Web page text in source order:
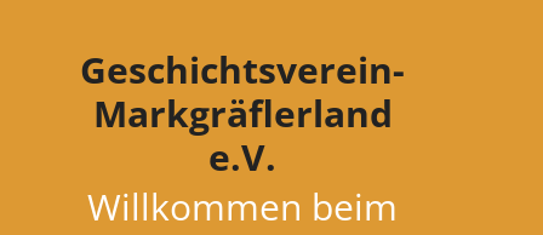
Geschichtsverein-
Markgräflerland
e.V.
Willkommen beim